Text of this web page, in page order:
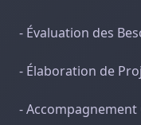
- Évaluation des
- Élaboration de
-